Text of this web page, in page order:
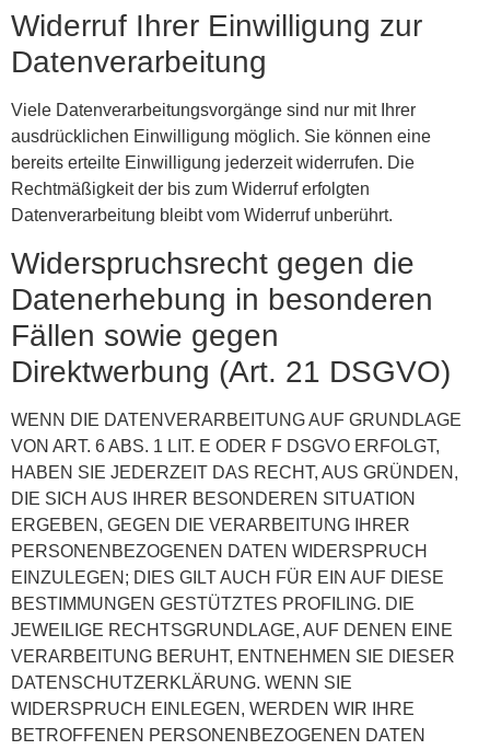
Widerruf Ihrer Einwilligung zur
Datenverarbeitung
Viele Datenverarbeitungsvorgänge sind nur mit Ihrer
ausdrücklichen Einwilligung möglich. Sie können eine
bereits erteilte Einwilligung jederzeit widerrufen. Die
Rechtmäßigkeit der bis zum Widerruf erfolgten
Datenverarbeitung bleibt vom Widerruf unberührt.
Widerspruchsrecht gegen die
Datenerhebung in besonderen
Fällen sowie gegen
Direktwerbung (Art. 21 DSGVO)
WENN DIE DATENVERARBEITUNG AUF GRUNDLAGE
VON ART. 6 ABS. 1 LIT. E ODER F DSGVO ERFOLGT,
HABEN SIE JEDERZEIT DAS RECHT, AUS GRÜNDEN,
DIE SICH AUS IHRER BESONDEREN SITUATION
ERGEBEN, GEGEN DIE VERARBEITUNG IHRER
PERSONENBEZOGENEN DATEN WIDERSPRUCH
EINZULEGEN; DIES GILT AUCH FÜR EIN AUF DIESE
BESTIMMUNGEN GESTÜTZTES PROFILING. DIE
JEWEILIGE RECHTSGRUNDLAGE, AUF DENEN EINE
VERARBEITUNG BERUHT, ENTNEHMEN SIE DIESER
DATENSCHUTZERKLÄRUNG. WENN SIE
WIDERSPRUCH EINLEGEN, WERDEN WIR IHRE
BETROFFENEN PERSONENBEZOGENEN DATEN